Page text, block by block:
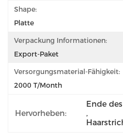
Shape:
Platte
Verpackung Informationen:
Export-Paket
Versorgungsmaterial-Fähigkeit:
2000 T/month
Hervorheben:
Ende
,